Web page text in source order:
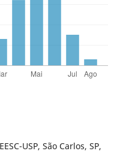
USP, São Carlos, SP,